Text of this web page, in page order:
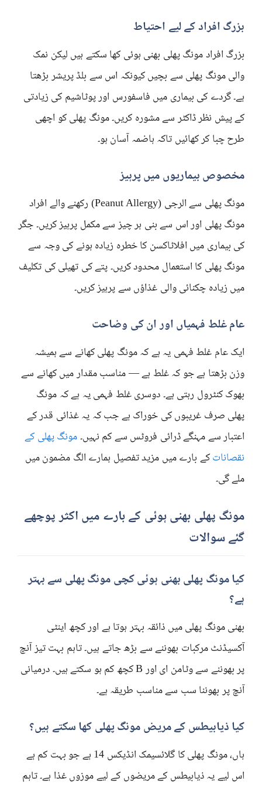
بزرگ افراد کے لیے احتیاط
بزرگ افراد مونگ پھلی بھنی ہوئی کھا سکتے ہیں لیکن نمک
والی مونگ پھلی سے بچیں کیونکہ اس سے بلڈ پریشر بڑھتا
ہے۔ گردے کی بیماری میں فاسفورس اور پوٹاشیم کی زیادتی
کے پیش نظر ڈاکٹر سے مشورہ کریں۔ مونگ پھلی کو اچھی
طرح چبا کر کھائیں تاکہ ہاضمہ آسان ہو۔
مخصوص بیماریوں میں پرہیز
مونگ پھلی سے الرجی (Peanut Allergy) رکھنے والے افراد
مونگ پھلی اور اس سے بنی ہر چیز سے مکمل پرہیز کریں۔ جگر
کی بیماری میں افلاٹاکسن کا خطرہ زیادہ ہونے کی وجہ سے
مونگ پھلی کا استعمال محدود کریں۔ پتے کی تھیلی کی تکلیف
میں زیادہ چکنائی والی غذاؤں سے پرہیز کریں۔
عام غلط فہمیاں اور ان کی وضاحت
ایک عام غلط فہمی یہ ہے کہ مونگ پھلی کھانے سے ہمیشہ
وزن بڑھتا ہے جو کہ غلط ہے — مناسب مقدار میں کھانے سے
بھوک کنٹرول رہتی ہے۔ دوسری غلط فہمی یہ ہے کہ مونگ
پھلی صرف غریبوں کی خوراک ہے جب کہ یہ غذائی قدر کے
اعتبار سے مہنگے ڈرائی فروٹس سے کم نہیں۔مونگ پھلی کے
نقصاناتکے بارے میں مزید تفصیل ہمارے الگ مضمون میں
ملے گی۔
مونگ پھلی بھنی ہوئی کے بارے میں اکثر پوچھے
گئے سوالات
کیا مونگ پھلی بھنی ہوئی کچی مونگ پھلی سے بہتر
ہے؟
بھنی مونگ پھلی میں ذائقہ بہتر ہوتا ہے اور کچھ اینٹی
آکسیڈنٹ مرکبات بھوننے سے بڑھ جاتے ہیں۔ تاہم بہت تیز آنچ
پر بھوننے سے وٹامن ای اور B کچھ کم ہو سکتے ہیں۔ درمیانی
آنچ پر بھوننا سب سے مناسب طریقہ ہے۔
کیا ذیابیطس کے مریض مونگ پھلی کھا سکتے ہیں؟
ہاں، مونگ پھلی کا گلائسیمک انڈیکس 14 ہے جو بہت کم ہے
اس لیے یہ ذیابیطس کے مریضوں کے لیے موزوں غذا ہے۔ تاہم